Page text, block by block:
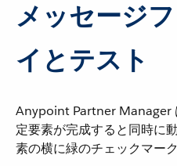
メッセージ
イとテスト
Anypoint Partner Manager
定要素が完成すると同時に
素の横に緑のチェックマー